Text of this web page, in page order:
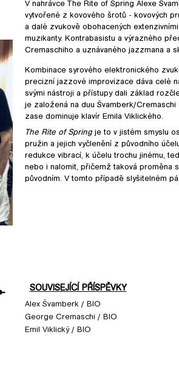
V nahrávce The Rite of Spring Alexe
vytvořené z kovového šrotů - kovových
a dalé zvukově obohacených
muzikanty. Kontrabasistu a výrazného
Cremaschiho a uznávaného jazzmana a
Kombinace syrového elektronického
precizní jazzové improvizace dáva celé
svými nástroji a přístupy dali základ
je založená na duu Švamberk/
zase dominuje klavír Emila Viklického.
The Rite of Spring je to v jistém smyslu
pružin a jejich vyčlenění z původního
redukce vibrací, k účelu trochu jinému,
nebo i nalomit, přičemž taková proměna
původním. V tomto případě slyšitelném
SOUVISEJÍCÍ PŘÍSPĚVKY
Alex Švamberk / BIO
George Cremaschi / BIO
Emil Viklický / BIO